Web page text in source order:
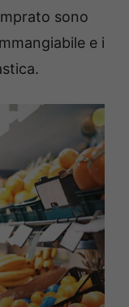
sono
e i